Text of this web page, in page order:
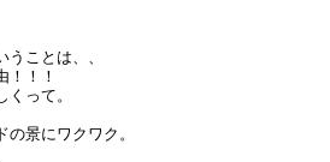
ことは、、
！！！
って。
景にワクワク。